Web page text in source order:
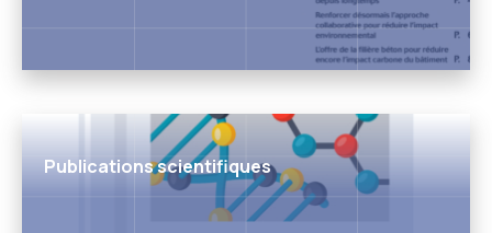
Publications scientifiques